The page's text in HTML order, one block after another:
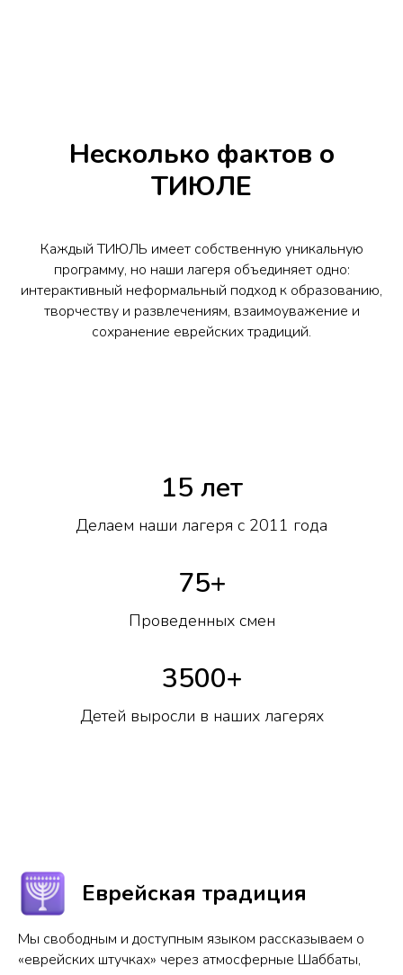
Несколько фактов о
ТИЮЛЕ
Каждый ТИЮЛЬ имеет собственную уникальную
программу, но наши лагеря объединяет одно:
интерактивный неформальный подход к образованию,
творчеству и развлечениям, взаимоуважение и
сохранение еврейских традиций.
15 лет
Делаем наши лагеря с 2011 года
75+
Проведенных смен
3500+
Детей выросли в наших лагерях
Еврейская традиция
Мы свободным и доступным языком рассказываем о
«еврейских штучках» через атмосферные Шаббаты,